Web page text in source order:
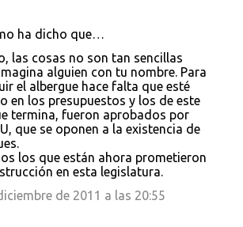
ha dicho que…
las cosas no son tan sencillas
alguien con tu nombre. Para
el albergue hace falta que esté
en los presupuestos y los de este
termina, fueron aprobados por
que se oponen a la existencia de
los que están ahora prometieron
en esta legislatura.
de 2011 a las 20:55